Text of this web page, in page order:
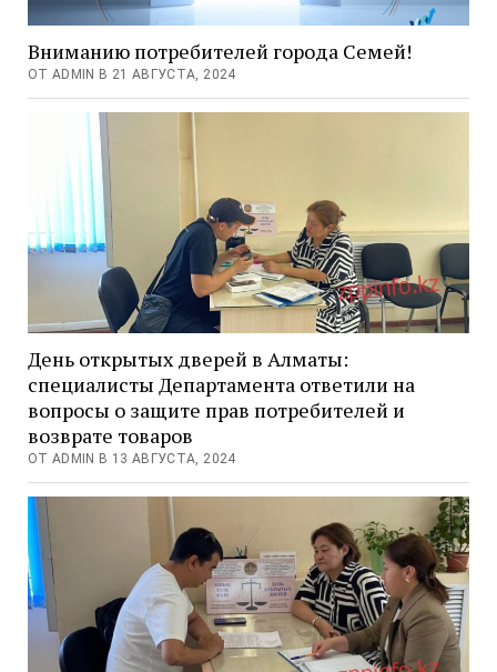
Вниманию потребителей города Семей!
ОТ ADMIN В 21 АВГУСТА, 2024
День открытых дверей в Алматы:
специалисты Департамента ответили на
вопросы о защите прав потребителей и
возврате товаров
ОТ ADMIN В 13 АВГУСТА, 2024